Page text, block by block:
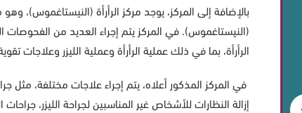
بالإضافة إلى المركز، يوجد مركز الرأرأة
(النيستاغموس). في المركز يتم إجراء العديد من الفحوصات
الرأرأة، بما في ذلك عملية الرأرأة وعملية الليزر وعلاجات
في المركز المذكور أعلاه، يتم إجراء علاجات مختلفة، مثل
إزالة النظارات للأشخاص غير المناسبين لجراحة الليزر،